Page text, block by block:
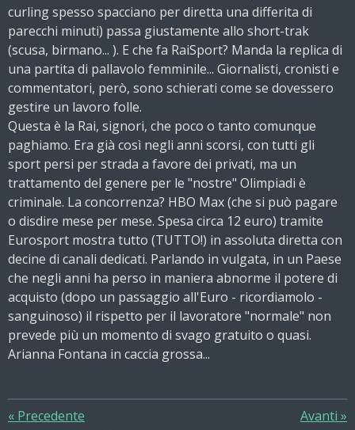
curling spesso spacciano per diretta una differita di
parecchi minuti) passa giustamente allo short-trak
(scusa, birmano... ). E che fa RaiSport? Manda la replica di
una partita di pallavolo femminile... Giornalisti, cronisti e
commentatori, però, sono schierati come se dovessero
gestire un lavoro folle.
Questa è la Rai, signori, che poco o tanto comunque
paghiamo. Era già così negli anni scorsi, con tutti gli
sport persi per strada a favore dei privati, ma un
trattamento del genere per le "nostre" Olimpiadi è
criminale. La concorrenza? HBO Max (che si può pagare
o disdire mese per mese. Spesa circa 12 euro) tramite
Eurosport mostra tutto (TUTTO!) in assoluta diretta con
decine di canali dedicati. Parlando in vulgata, in un Paese
che negli anni ha perso in maniera abnorme il potere di
acquisto (dopo un passaggio all'Euro - ricordiamolo -
sanguinoso) il rispetto per il lavoratore "normale" non
prevede più un momento di svago gratuito o quasi.
Arianna Fontana in caccia grossa...
« Precedente Avanti »